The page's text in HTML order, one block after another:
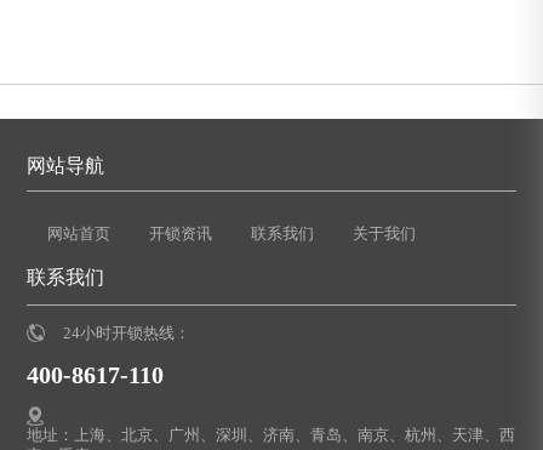
网站导航
网站首页 开锁资讯 联系我们 关于我们
联系我们
24小时开锁热线：
400-8617-110
地址：上海、北京、广州、深圳、济南、青岛、南京、杭州、天津、西